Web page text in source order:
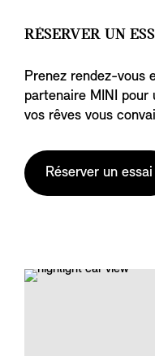
RÉSERVER UN
Prenez rendez-vous
partenaire MINI pour
vos rêves vous
Réserver un essai